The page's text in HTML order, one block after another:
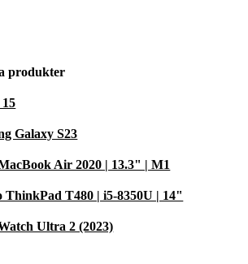
produkter
Galaxy S23
Air 2020 | 13.3" | M1
ThinkPad T480 | i5-8350U | 14"
Ultra 2 (2023)